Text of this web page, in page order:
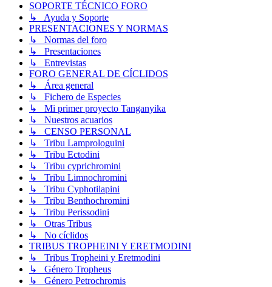
SOPORTE TÉCNICO FORO
↳ Ayuda y Soporte
PRESENTACIONES Y NORMAS
↳ Normas del foro
↳ Presentaciones
↳ Entrevistas
FORO GENERAL DE CÍCLIDOS
↳ Área general
↳ Fichero de Especies
↳ Mi primer proyecto Tanganyika
↳ Nuestros acuarios
↳ CENSO PERSONAL
↳ Tribu Lamprologuini
↳ Tribu Ectodini
↳ Tribu cyprichromini
↳ Tribu Limnochromini
↳ Tribu Cyphotilapini
↳ Tribu Benthochromini
↳ Tribu Perissodini
↳ Otras Tribus
↳ No cíclidos
TRIBUS TROPHEINI Y ERETMODINI
↳ Tribus Tropheini y Eretmodini
↳ Género Tropheus
↳ Género Petrochromis